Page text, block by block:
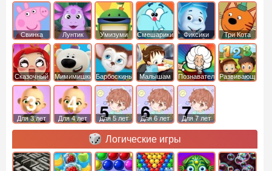
Свинка
Пеппа
Лунтик Умизуми Смешарики Фиксики Три Кота
Сказочный
патруль
Мимимишки Барбоскины Малышам ПознавательныеРазвивающие
Для 3 лет Для 4 лет Для 5 лет Для 6 лет Для 7 лет
Логические игры